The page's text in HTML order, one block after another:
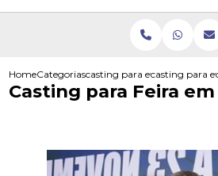
HomeCategoriascasting para eventoscasting para
Casting para Feira